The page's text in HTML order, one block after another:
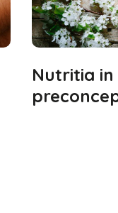
Nutritia